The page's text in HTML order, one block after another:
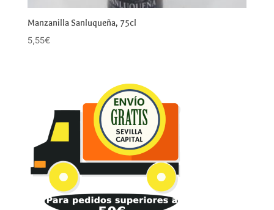
Manzanilla Sanluqueña, 75cl
5,55€